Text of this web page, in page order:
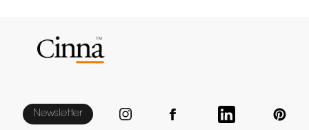
Newsletter